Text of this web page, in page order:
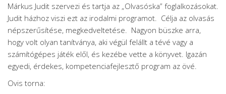
Márkus Judit szervezi és tartja az „Olvasóska” foglalkozásokat.
Judit házhoz viszi ezt az irodalmi programot. Célja az olvasás
népszerűsítése, megkedveltetése. Nagyon büszke arra,
hogy volt olyan tanítványa, aki végül felállt a tévé vagy a
számítógépes játék elől, és kezébe vette a könyvet. Igazán
egyedi, érdekes, kompetenciafejlesztő program az övé.
Ovis torna: